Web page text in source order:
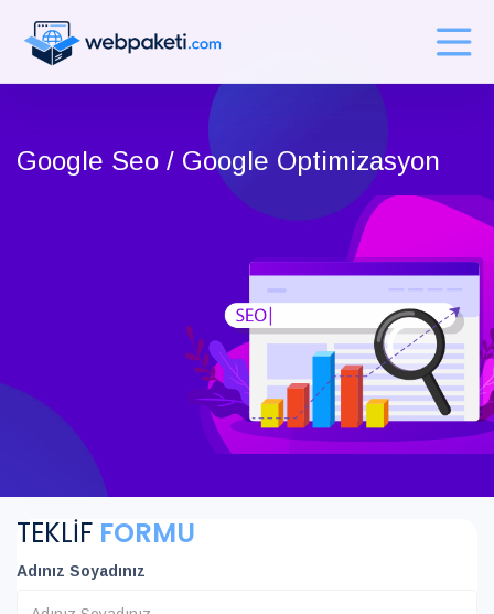
Google Seo / Google Optimizasyon
TEKLİF FORMU
Adınız Soyadınız